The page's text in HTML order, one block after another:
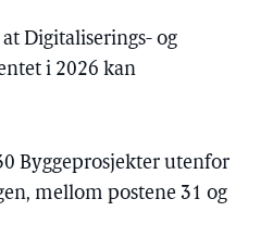
Digitaliserings- og
i 2026 kan
Byggeprosjekter utenfor
mellom postene 31 og